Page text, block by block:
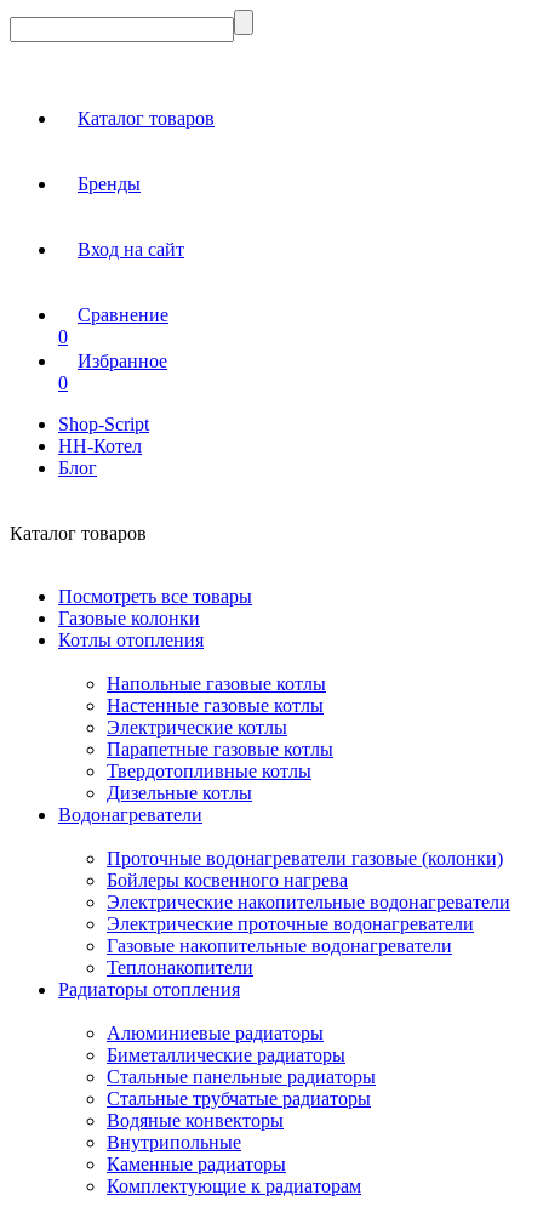
Каталог товаров
Бренды
Вход на сайт
Сравнение
0
Избранное
0
Shop-Script
НН-Котел
Блог
Каталог товаров
Посмотреть все товары
Газовые колонки
Котлы отопления
Напольные газовые котлы
Настенные газовые котлы
Электрические котлы
Парапетные газовые котлы
Твердотопливные котлы
Дизельные котлы
Водонагреватели
Проточные водонагреватели газовые (колонки)
Бойлеры косвенного нагрева
Электрические накопительные водонагреватели
Электрические проточные водонагреватели
Газовые накопительные водонагреватели
Теплонакопители
Радиаторы отопления
Алюминиевые радиаторы
Биметаллические радиаторы
Стальные панельные радиаторы
Стальные трубчатые радиаторы
Водяные конвекторы
Внутрипольные
Каменные радиаторы
Комплектующие к радиаторам